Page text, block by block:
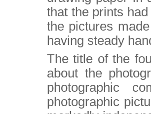
that the prints
the pictures
having steady
The title of the
about the
photographic
photographic